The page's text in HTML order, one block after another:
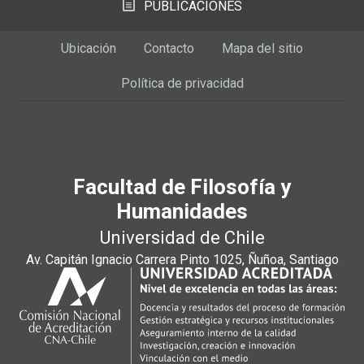
PUBLICACIONES
Ubicación Contacto Mapa del sitio
Política de privacidad
Facultad de Filosofía y
Humanidades
Universidad de Chile
Av. Capitán Ignacio Carrera Pinto 1025, Ñuñoa, Santiago